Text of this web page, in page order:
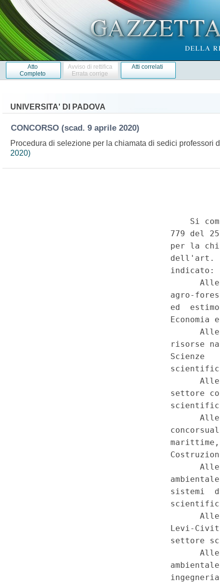
Atto
Completo
Avviso di rettifica
Errata corrige
Atti correlati
UNIVERSITA' DI PADOVA
CONCORSO (scad. 9 aprile 2020)
Procedura di selezione per la chiamata di sedici professori
2020)